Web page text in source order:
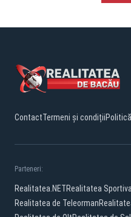
ContactTermeni și condiții
Parteneri:
Realitatea.NETRealitatea Sportiva
Realitatea de Teleorman